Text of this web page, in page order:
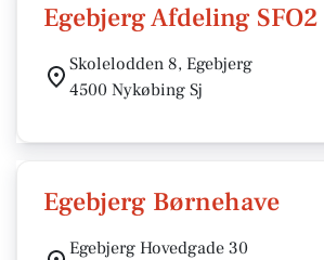
Egebjerg Afdeling SFO2
Skolelodden 8, Egebjerg
4500 Nykøbing Sj
Egebjerg Børnehave
Egebjerg Hovedgade 30